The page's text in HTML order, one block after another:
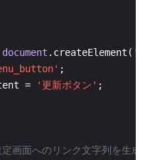
document .createElement(
=
'更新ボタン'